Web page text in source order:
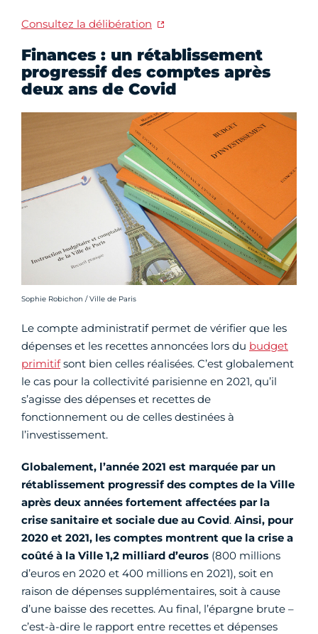
Consultez la délibération
Finances : un rétablissement
progressif des comptes après
deux ans de Covid
Crédit photo :
Sophie Robichon / Ville de Paris
Le compte administratif permet de vérifier que les
dépenses et les recettes annoncées lors du budget
primitifsont bien celles réalisées. C’est globalement
le cas pour la collectivité parisienne en 2021, qu’il
s’agisse des dépenses et recettes de
fonctionnement ou de celles destinées à
l’investissement.
Globalement, l’année 2021 est marquée par un
rétablissement progressif des comptes de la Ville
après deux années fortement affectées par la
crise sanitaire et sociale due au Covid. Ainsi, pour
2020 et 2021, les comptes montrent que la crise a
coûté à la Ville 1,2 milliard d’euros (800 millions
d’euros en 2020 et 400 millions en 2021), soit en
raison de dépenses supplémentaires, soit à cause
d’une baisse des recettes. Au final, l’épargne brute –
c’est-à-dire le rapport entre recettes et dépenses